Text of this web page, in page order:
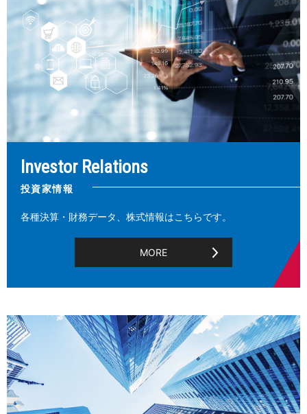
Investor Relations
投資家情報
各種決算・財務データ、株式情報はこちらです。
MORE